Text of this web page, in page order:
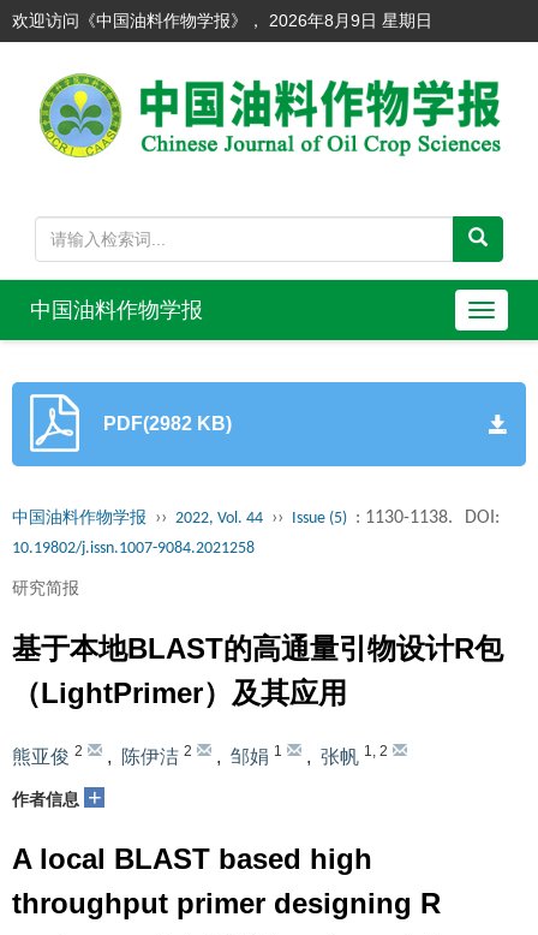
欢迎访问《中国油料作物学报》， 2026年8月9日 星期日
导
航
切
中国油料作物学报
PDF(2982 KB)
中国油料作物学报 ›› 2022, Vol. 44 ›› Issue (5) : 1130-1138. DOI:
10.19802/j.issn.1007-9084.2021258
研究简报
基于本地BLAST的高通量引物设计R包
（LightPrimer）及其应用
熊亚俊 2 , 陈伊洁 2 , 邹娟 1 , 张帆 1 2
作者信息 +
A local BLAST based high
throughput primer designing R